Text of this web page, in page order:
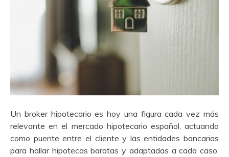
Un broker hipotecario es hoy una figura cada vez más
relevante en el mercado hipotecario español, actuando
como puente entre el cliente y las entidades bancarias
para hallar hipotecas baratas y adaptadas a cada caso.